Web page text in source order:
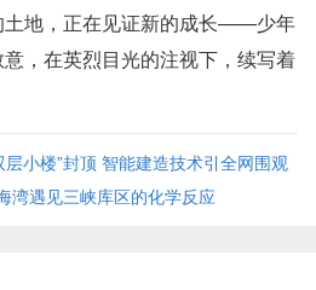
土地，正在见证新的成长——少年
，在英烈目光的注视下，续写着
层小楼”封顶 智能建造技术引全网围观
湾遇见三峡库区的化学反应